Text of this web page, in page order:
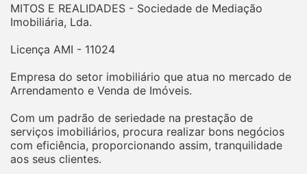
MITOS E REALIDADES - Sociedade de Mediação
Imobiliária, Lda.
Licença AMI - 11024
Empresa do setor imobiliário que atua no mercado de
Arrendamento e Venda de Imóveis.
Com um padrão de seriedade na prestação de
serviços imobiliários, procura realizar bons negócios
com eficiência, proporcionando assim, tranquilidade
aos seus clientes.